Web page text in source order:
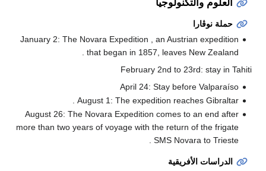
العلوم والتكنولوجيا
حملة نوڤارا
January 2: The Novara Expedition , an Austrian expedition
that began in 1857, leaves New Zealand .
February 2nd to 23rd: stay in Tahiti
April 24: Stay before Valparaíso
August 1: The expedition reaches Gibraltar .
August 26: The Novara Expedition comes to an end after
more than two years of voyage with the return of the frigate
SMS Novara to Trieste .
الدراسات الأفريقية